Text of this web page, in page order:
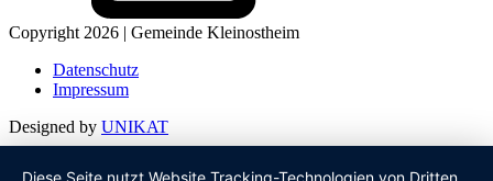
Copyright 2026 | Gemeinde Kleinostheim
Datenschutz
Impressum
Designed by UNIKAT
Diese Seite nutzt Website Tracking-Technologien von Dritten,